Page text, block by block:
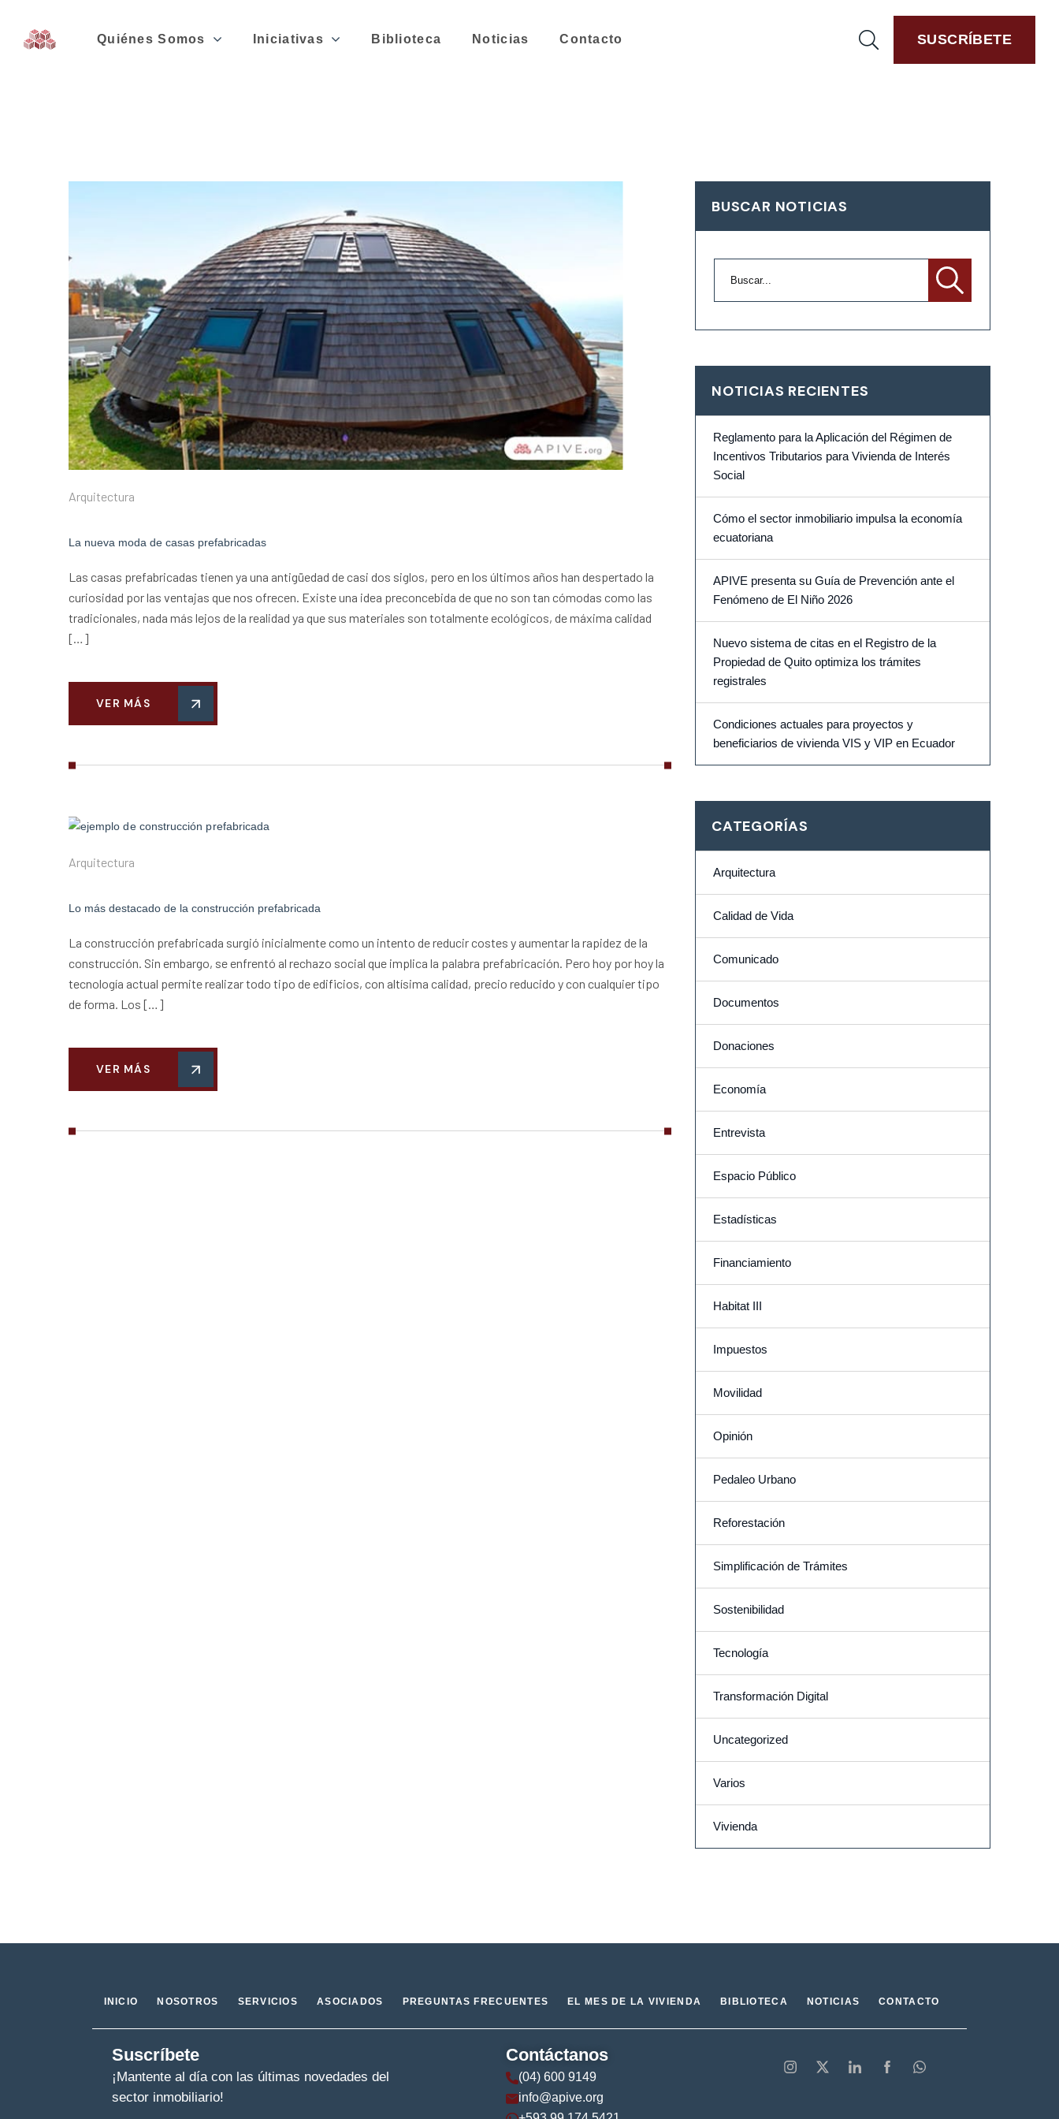
Quiénes Somos Iniciativas Biblioteca Noticias Contacto SUSCRÍBETE
Arquitectura
La nueva moda de casas prefabricadas
Las casas prefabricadas tienen ya una antigüedad de casi dos siglos, pero en los últimos años han despertado la
curiosidad por las ventajas que nos ofrecen. Existe una idea preconcebida de que no son tan cómodas como las
tradicionales, nada más lejos de la realidad ya que sus materiales son totalmente ecológicos, de máxima calidad
[…]
VER MÁS
Arquitectura
Lo más destacado de la construcción prefabricada
La construcción prefabricada surgió inicialmente como un intento de reducir costes y aumentar la rapidez de la
construcción. Sin embargo, se enfrentó al rechazo social que implica la palabra prefabricación. Pero hoy por hoy la
tecnología actual permite realizar todo tipo de edificios, con altísima calidad, precio reducido y con cualquier tipo
de forma. Los […]
VER MÁS
BUSCAR NOTICIAS
NOTICIAS RECIENTES
Reglamento para la Aplicación del Régimen de
Incentivos Tributarios para Vivienda de Interés
Social
Cómo el sector inmobiliario impulsa la economía
ecuatoriana
APIVE presenta su Guía de Prevención ante el
Fenómeno de El Niño 2026
Nuevo sistema de citas en el Registro de la
Propiedad de Quito optimiza los trámites
registrales
Condiciones actuales para proyectos y
beneficiarios de vivienda VIS y VIP en Ecuador
CATEGORÍAS
Arquitectura
Calidad de Vida
Comunicado
Documentos
Donaciones
Economía
Entrevista
Espacio Público
Estadísticas
Financiamiento
Habitat III
Impuestos
Movilidad
Opinión
Pedaleo Urbano
Reforestación
Simplificación de Trámites
Sostenibilidad
Tecnología
Transformación Digital
Uncategorized
Varios
Vivienda
INICIO NOSOTROS SERVICIOS ASOCIADOS PREGUNTAS FRECUENTES EL MES DE LA VIVIENDA BIBLIOTECA NOTICIAS CONTACTO
Suscríbete
¡Mantente al día con las últimas novedades del
sector inmobiliario!
Contáctanos
(04) 600 9149
info@apive.org